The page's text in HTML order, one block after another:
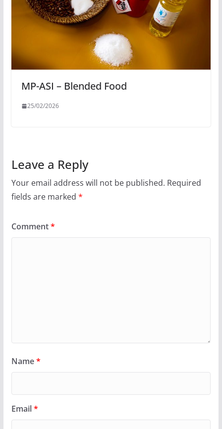
MP-ASI – Blended Food
25/02/2026
Leave a Reply
Your email address will not be published. Required
fields are marked *
Comment*
Name*
Email*